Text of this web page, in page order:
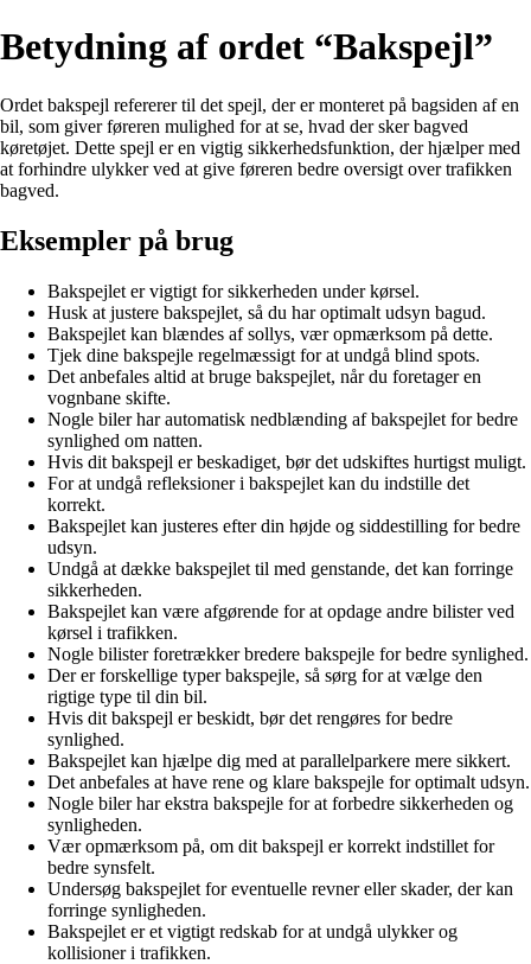
Betydning af ordet “Bakspejl”
Ordet bakspejl refererer til det spejl, der er monteret på bagsiden af en
bil, som giver føreren mulighed for at se, hvad der sker bagved
køretøjet. Dette spejl er en vigtig sikkerhedsfunktion, der hjælper med
at forhindre ulykker ved at give føreren bedre oversigt over trafikken
bagved.
Eksempler på brug
Bakspejlet er vigtigt for sikkerheden under kørsel.
Husk at justere bakspejlet, så du har optimalt udsyn bagud.
Bakspejlet kan blændes af sollys, vær opmærksom på dette.
Tjek dine bakspejle regelmæssigt for at undgå blind spots.
Det anbefales altid at bruge bakspejlet, når du foretager en
vognbane skifte.
Nogle biler har automatisk nedblænding af bakspejlet for bedre
synlighed om natten.
Hvis dit bakspejl er beskadiget, bør det udskiftes hurtigst muligt.
For at undgå refleksioner i bakspejlet kan du indstille det
korrekt.
Bakspejlet kan justeres efter din højde og siddestilling for bedre
udsyn.
Undgå at dække bakspejlet til med genstande, det kan forringe
sikkerheden.
Bakspejlet kan være afgørende for at opdage andre bilister ved
kørsel i trafikken.
Nogle bilister foretrækker bredere bakspejle for bedre synlighed.
Der er forskellige typer bakspejle, så sørg for at vælge den
rigtige type til din bil.
Hvis dit bakspejl er beskidt, bør det rengøres for bedre
synlighed.
Bakspejlet kan hjælpe dig med at parallelparkere mere sikkert.
Det anbefales at have rene og klare bakspejle for optimalt udsyn.
Nogle biler har ekstra bakspejle for at forbedre sikkerheden og
synligheden.
Vær opmærksom på, om dit bakspejl er korrekt indstillet for
bedre synsfelt.
Undersøg bakspejlet for eventuelle revner eller skader, der kan
forringe synligheden.
Bakspejlet er et vigtigt redskab for at undgå ulykker og
kollisioner i trafikken.